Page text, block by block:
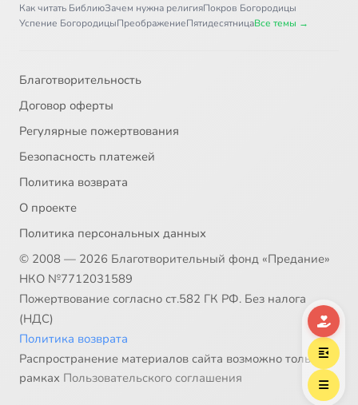
Как читать БиблиюЗачем нужна религияПокров Богородицы
Успение БогородицыПреображениеПятидесятницаВсе темы →
Благотворительность
Договор оферты
Регулярные пожертвования
Безопасность платежей
Политика возврата
О проекте
Политика персональных данных
© 2008 — 2026 Благотворительный фонд «Предание»
НКО №7712031589
Пожертвование согласно ст.582 ГК РФ. Без налога
(НДС)
Политика возврата
Распространение материалов сайта возможно только в
рамках Пользовательского соглашения